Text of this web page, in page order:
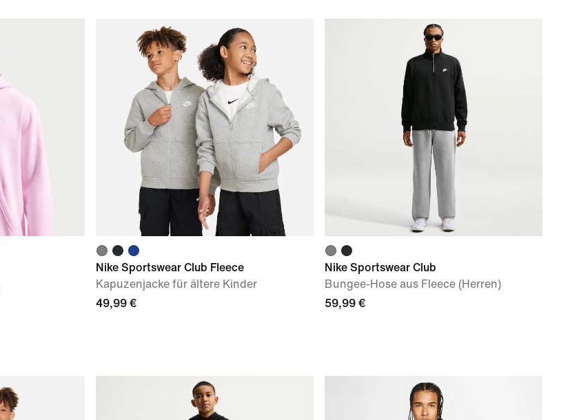
Nike Sportswear Club Fleece
Kapuzenjacke für ältere Kinder
49,99 €
Nike Sportswear Club
Bungee-Hose aus Fleece (Herren)
59,99 €